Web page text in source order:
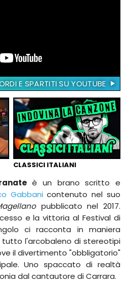
E SPARTITI SU YOUTUBE
CLASSICI ITALIANI
è un brano scritto e
Gabbani contenuto nel suo
pubblicato nel 2017.
e la vittoria al Festival di
ci racconta in maniera
l'arcobaleno di stereotipi
il divertimento "obbligatorio"
Uno spaccato di realtà
dal cantautore di Carrara.